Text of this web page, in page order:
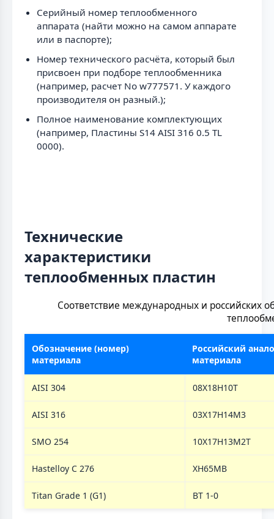
Серийный номер теплообменного
аппарата (найти можно на самом аппарате
или в паспорте);
Номер технического расчёта, который был
присвоен при подборе теплообменника
(например, расчет No w777571. У каждого
производителя он разный.);
Полное наименование комплектующих
(например, Пластины S14 AISI 316 0.5 TL
0000).
Технические
характеристики
теплообменных пластин
Соответствие международных и российских
Обозначение (номер)
материала
Российский
материала
AISI 304 08Х18Н10Т
AISI 316 03Х17Н14М3
SMO 254 10Х17Н13М2Т
Hastelloy C 276 ХН65МВ
Titan Grade 1 (G1) ВТ 1-0